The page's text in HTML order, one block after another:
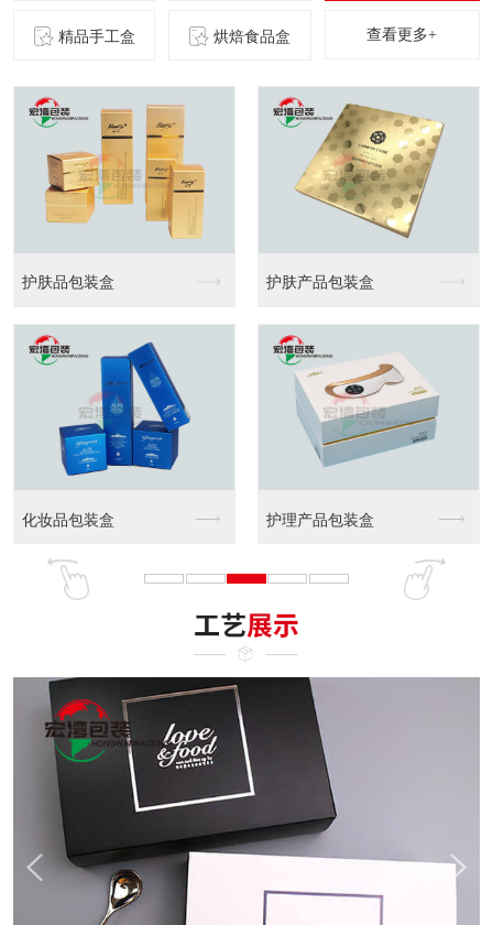
精品手工盒 烘焙食品盒 查看更多+
护肤品包装盒 护肤产品包装盒
化妆品包装盒 护理产品包装盒